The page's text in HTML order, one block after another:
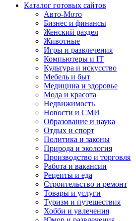
Каталог готовых сайтов
Авто-Мото
Бизнес и финансы
Женский раздел
Животные
Игры и развлечения
Компьютеры и IT
Культура и искусство
Мебель и быт
Медицина и здоровье
Мода и красота
Недвижимость
Новости и СМИ
Образование и наука
Отдых и спорт
Политика и законы
Природа и экология
Производство и торговля
Работа и вакансии
Рецепты и еда
Строительство и ремонт
Товары и услуги
Туризм и путешествия
Хобби и увлечения